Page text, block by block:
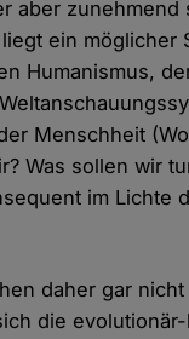
aber zunehmend
ein möglicher
Humanismus,
Menschheit
Was sollen wir
im Lichte
daher gar nicht
die